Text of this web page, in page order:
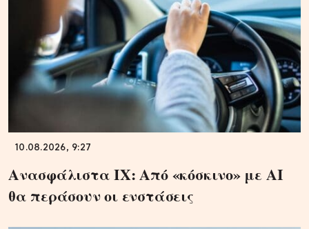
10.08.2026, 9:27
Ανασφάλιστα ΙΧ: Από «κόσκινο» με AI
θα περάσουν οι ενστάσεις